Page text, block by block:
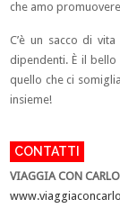
che amo
C’è un sacco di
dipendenti. È il
quello che ci
insieme!
CONTATTI
VIAGGIA CON CARLO